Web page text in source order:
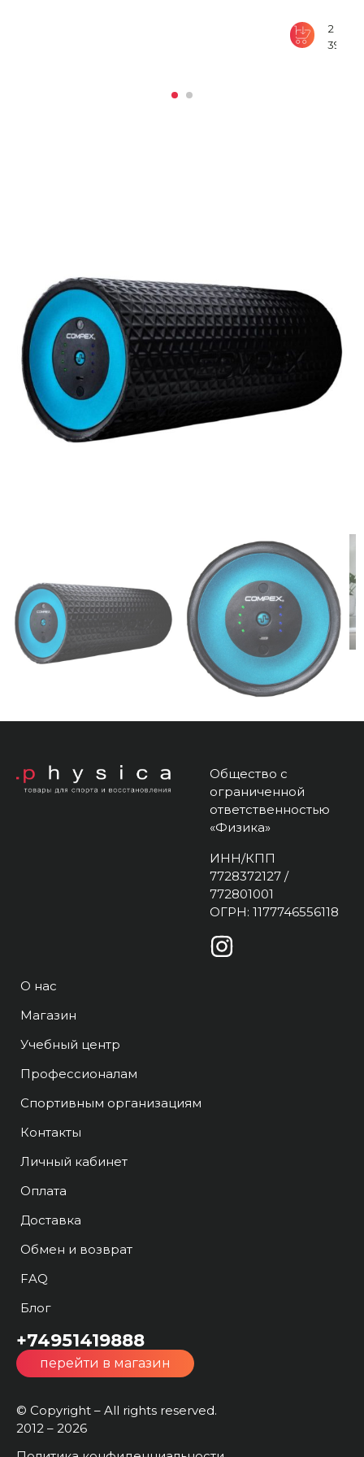
2
390
Общество с
ограниченной
ответственностью
«Физика»
ИНН/КПП
7728372127 /
772801001
ОГРН: 1177746556118
О нас
Магазин
Учебный центр
Профессионалам
Спортивным организациям
Контакты
Личный кабинет
Оплата
Доставка
Обмен и возврат
FAQ
Блог
+74951419888
перейти в магазин
© Copyright – All rights reserved.
2012 – 2026